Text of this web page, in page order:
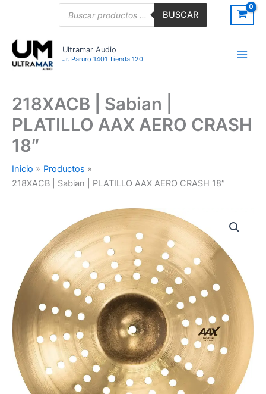
BUSCAR
Ultramar Audio
Jr. Paruro 1401 Tienda 120
218XACB | Sabian |
PLATILLO AAX AERO CRASH
18″
Inicio
Productos
218XACB | Sabian | PLATILLO AAX AERO CRASH 18″
PLATILLO
AAX
AERO
CRASH
18"
cantidad